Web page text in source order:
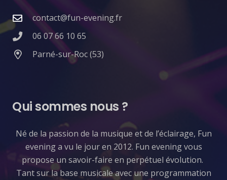
contact@fun-evening.fr
06 07 66 10 65
Parné-sur-Roc (53)
Qui sommes nous ?
​Né de la passion de la musique et de l’éclairage, Fun
evening a vu le jour en 2012. Fun evening vous
propose un savoir-faire en perpétuel évolution.
Tant sur la base musicale avec une programmation